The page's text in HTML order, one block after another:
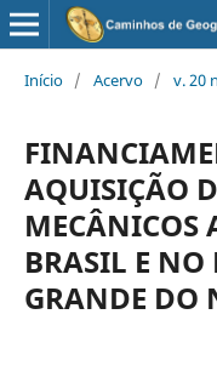
Início / Acervo / v. 20
AQUISIÇÃO
MECÂNICOS
BRASIL E NO
GRANDE DO